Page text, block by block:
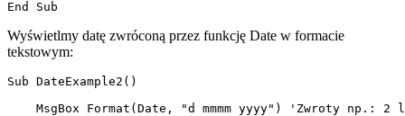
Wyświetlmy datę zwróconą przez funkcję Date w formacie
tekstowym:
Sub DateExample2()
MsgBox Format(Date, "d mmmm yyyy") 'Zwroty np.: 2